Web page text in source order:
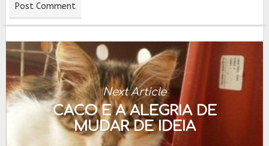
Next Article
CACO E A ALEGRIA DE
MUDAR DE IDEIA